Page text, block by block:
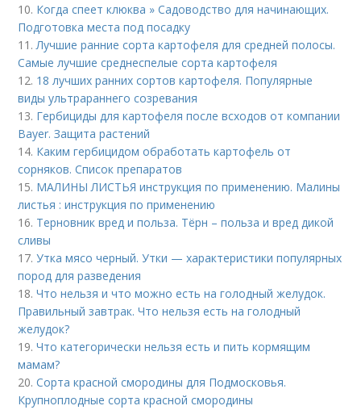
10. Когда спеет клюква » Садоводство для начинающих.
Подготовка места под посадку
11.Лучшие ранние сорта картофеля для средней полосы.
Самые лучшие среднеспелые сорта картофеля
12. 18 лучших ранних сортов картофеля. Популярные
виды ультрараннего созревания
13. Гербициды для картофеля после всходов от компании
Bayer. Защита растений
14. Каким гербицидом обработать картофель от
сорняков. Список препаратов
15. МАЛИНЫ ЛИСТЬЯ инструкция по применению. Малины
листья : инструкция по применению
16. Терновник вред и польза. Тёрн – польза и вред дикой
сливы
17.Утка мясо черный. Утки — характеристики популярных
пород для разведения
18.Что нельзя и что можно есть на голодный желудок.
Правильный завтрак. Что нельзя есть на голодный
желудок?
19.Что категорически нельзя есть и пить кормящим
мамам?
20.Сорта красной смородины для Подмосковья.
Крупноплодные сорта красной смородины